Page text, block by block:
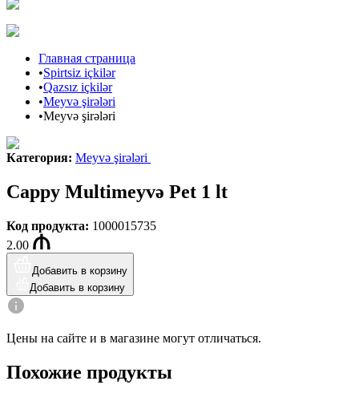
Главная страница
•Spirtsiz içkilər
•Qazsız içkilər
•Meyvə şirələri
•Meyvə şirələri
Категория: Meyvə şirələri
Cappy Multimeyvə Pet 1 lt
Код продукта: 1000015735
2.00
Добавить в корзину
Добавить в корзину
Цены на сайте и в магазине могут отличаться.
Похожие продукты